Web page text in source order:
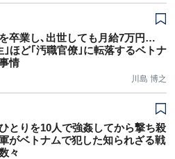
卒業し､出世しても月給7万円…
｣ほど｢汚職官僚｣に転落するベトナ
情
川島 博之
とりを10人で強姦してから撃ち殺
がベトナムで犯した知られざる戦
々